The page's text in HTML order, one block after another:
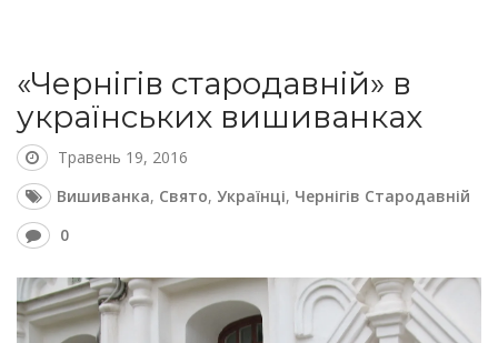
«Чернігів стародавній» в
українських вишиванках
Травень 19, 2016
Вишиванка, Свято, Українці, Чернігів Стародавній
0